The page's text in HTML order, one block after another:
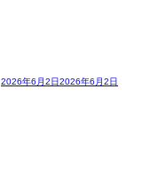
2026年6月2日2026年6月2日